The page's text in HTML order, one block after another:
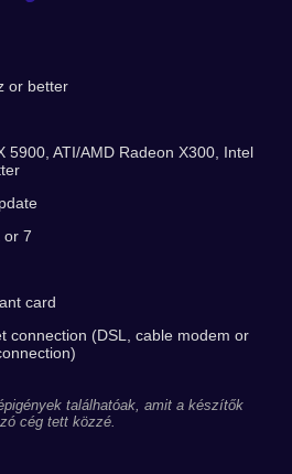
or better
5900, ATI/AMD Radeon X300, Intel
or 7
card
connection (DSL, cable modem or
találhatóak, amit a készítők
cég tett közzé.